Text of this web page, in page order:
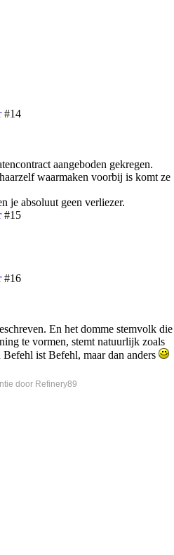
#14
aangeboden gekregen.
waarmaken voorbij is komt ze
je absoluut geen verliezer.
#15
#16
En het domme stemvolk die
te vormen, stemt natuurlijk zoals
ist Befehl, maar dan anders
door Refinery89